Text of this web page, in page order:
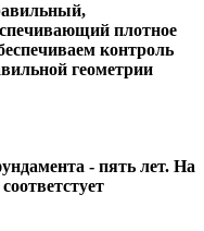
плотное
контроль
геометрии
- пять лет. На